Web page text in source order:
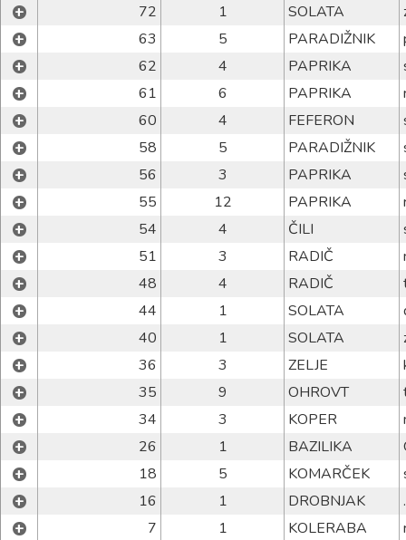
+ 72 1 SOLATA
+ 63 5 PARADIŽNIK
+ 62 4 PAPRIKA
+ 61 6 PAPRIKA
+ 60 4 FEFERON
+ 58 5 PARADIŽNIK
+ 56 3 PAPRIKA
+ 55 12 PAPRIKA
+ 54 4 ČILI
+ 51 3 RADIČ
+ 48 4 RADIČ
+ 44 1 SOLATA
+ 40 1 SOLATA
+ 36 3 ZELJE
+ 35 9 OHROVT
+ 34 3 KOPER
+ 26 1 BAZILIKA
+ 18 5 KOMARČEK
+ 16 1 DROBNJAK .
+ 7 1 KOLERABA